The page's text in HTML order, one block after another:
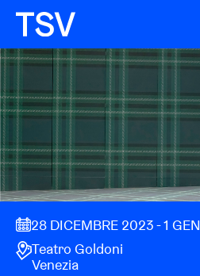
28 DICEMBRE 2023 - 1
Teatro Goldoni
Venezia